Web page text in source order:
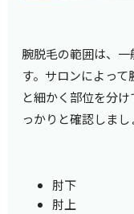
腕脱毛の範囲は、
す。サロンによっ
と細かく部位を分
っかりと確認しまし
肘下
肘上